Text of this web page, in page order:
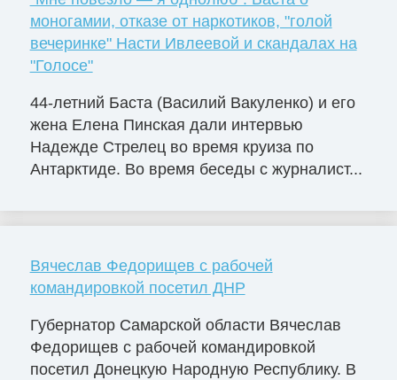
моногамии, отказе от наркотиков, "голой
вечеринке" Насти Ивлеевой и скандалах на
"Голосе"
44-летний Баста (Василий Вакуленко) и его
жена Елена Пинская дали интервью
Надежде Стрелец во время круиза по
Антарктиде. Во время беседы с журналист...
Вячеслав Федорищев с рабочей
командировкой посетил ДНР
Губернатор Самарской области Вячеслав
Федорищев с рабочей командировкой
посетил Донецкую Народную Республику. В